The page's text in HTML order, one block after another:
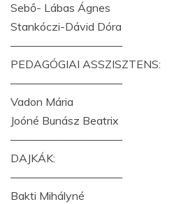
Sebő- Lábas Ágnes
Stankóczi-Dávid Dóra
——————————
PEDAGÓGIAI ASSZISZTENS:
——————————
Vadon Mária
Joóné Bunász Beatrix
——————————
DAJKÁK:
——————————
Bakti Mihályné